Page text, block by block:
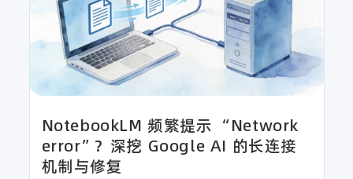
NotebookLM 频繁提示 “Network
error”？深挖 Google AI 的长连接
机制与修复